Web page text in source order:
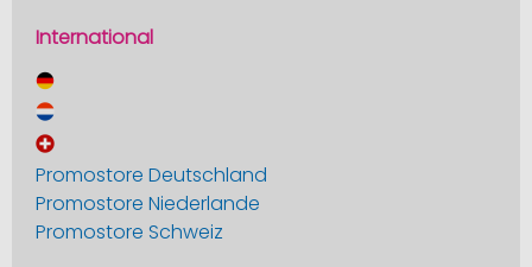
International
Promostore Deutschland
Promostore Niederlande
Promostore Schweiz